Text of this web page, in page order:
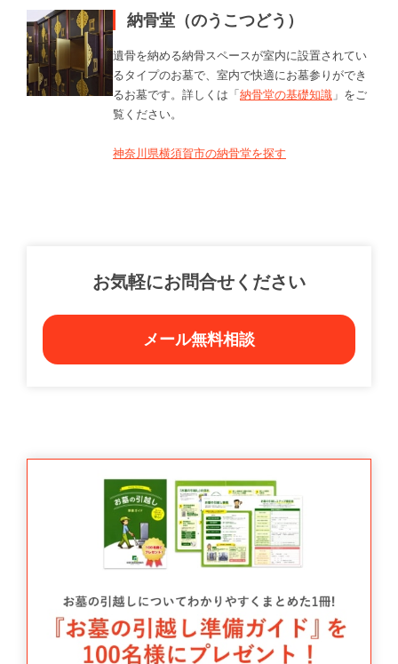
納骨堂（のうこつどう）
遺骨を納める納骨スペースが室内に設置されてい
るタイプのお墓で、室内で快適にお墓参りができ
るお墓です。詳しくは「納骨堂の基礎知識 」をご
覧ください。
神奈川県横須賀市の納骨堂を探す
お気軽にお問合せください
メール無料相談